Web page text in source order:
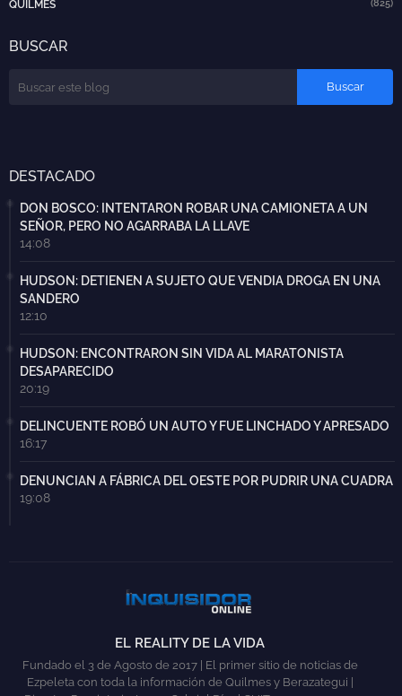
QUILMES (825)
BUSCAR
DESTACADO
DON BOSCO: INTENTARON ROBAR UNA CAMIONETA A UN
SEÑOR, PERO NO AGARRABA LA LLAVE
14:08
HUDSON: DETIENEN A SUJETO QUE VENDIA DROGA EN UNA
SANDERO
12:10
HUDSON: ENCONTRARON SIN VIDA AL MARATONISTA
DESAPARECIDO
20:19
DELINCUENTE ROBÓ UN AUTO Y FUE LINCHADO Y APRESADO
16:17
DENUNCIAN A FÁBRICA DEL OESTE POR PUDRIR UNA CUADRA
19:08
EL REALITY DE LA VIDA
Fundado el 3 de Agosto de 2017 | El primer sitio de noticias de
Ezpeleta con toda la información de Quilmes y Berazategui |